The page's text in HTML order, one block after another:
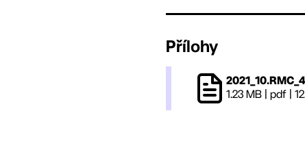
Přílohy
1.23 MB | pdf |